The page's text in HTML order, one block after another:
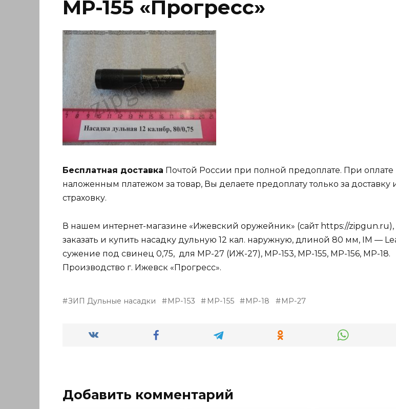
МР-155 «Прогресс»
Бесплатная доставка Почтой России при полной предоплате. При оплате
наложенным платежом за товар, Вы делаете предоплату только за доставку
страховку.
В нашем интернет-магазине «Ижевский оружейник» (сайт https://
заказать и купить насадку дульную 12 кал. наружную, длиной 80 мм, IM —
сужение под свинец 0,75, для МР-27 (ИЖ-27), МР-153, МР-155, МР-156, МР-18.
Производство г. Ижевск «Прогресс».
ЗИП Дульные насадки МР-153 МР-155 МР-18 МР-27
Добавить комментарий